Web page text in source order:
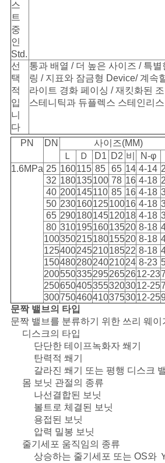
스
트
중
인
Std.
선
택
적
입
니
다
통과 배열 / 더 높은 사이즈 / 특
링 / 지표와 잠금형 Device/ 계속
라이트 경화 페이싱 / 재킷화된
스테니틱과 듀플렉스 스테인리
PN DN
사이즈(MM)
Ｌ
Ｄ D1 D2 비 N-φ
1.6MPa 25 160115 85 65 14 4-14
32 180135100 78 16 4-18
40 200145110 85 16 4-18
50 23016012510016 4-18
65 29018014512018 4-18
80 31019516013520 8-18
10035021518015520 8-18
12540024521018522 8-18
15048028024021024 8-23
2005503352952652612-23
2506504053553203012-25
3007504604103753012-25
문짝 밸브의 타입
문짝 밸브를 분류하기 위한 쓰리 웨이
디스크의 타입
단단한 테이프녹화자 쐐기
탄력적 쐐기
갈라진 쐐기 또는 평행 디스크
몸 보닛 관절의 종류
나선결합된 보닛
볼트로 체결된 보닛
용접된 보닛
압력 밀봉 보닛
줄기세포 움직임의 종류
상승하는 줄기세포 또는 OS와